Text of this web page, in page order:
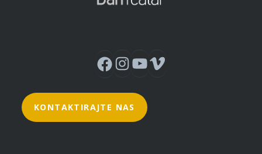
Facebook Instagram YouTube Vimeo
KONTAKTIRAJTE NAS